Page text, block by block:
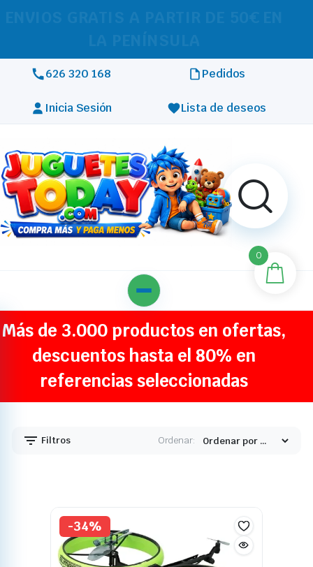
626 320 168 Pedidos
Inicia Sesión Lista de deseos
Más de 3.000 productos en ofertas,
descuentos hasta el 80% en
referencias seleccionadas
Filtros Ordenar:
-34%
0